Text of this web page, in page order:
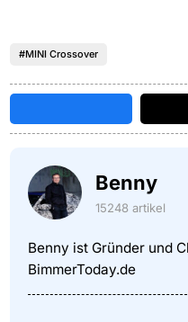
#MINI Crossover
Benny
15248 artikel
Benny ist Gründer und
BimmerToday.de